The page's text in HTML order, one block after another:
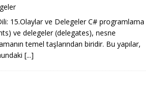
15.Olaylar ve Delegeler C# programlama
ve delegeler (delegates), nesne
temel taşlarından biridir. Bu yapılar,
[...]